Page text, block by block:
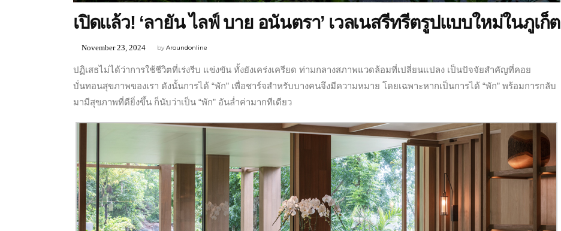
เปิดแล้ว! ‘ลายัน ไลฟ์ บาย อนันตรา’ เวลเนสรีทรีตรูปแบบใหม่ในภูเก็ต
byAroundonline
November 23, 2024
ปฏิเสธไม่ได้ว่าการใช้ชีวิตที่เร่งรีบ แข่งขัน ทั้งยังเคร่งเครียด ท่ามกลางสภาพแวดล้อมที่เปลี่ยนแปลง เป็นปัจจัยสำคัญที่คอย
บั่นทอนสุขภาพของเรา ดังนั้นการได้ “พัก” เพื่อชาร์จสำหรับบางคนจึงมีความหมาย โดยเฉพาะหากเป็นการได้ “พัก” พร้อมการกลับ
มามีสุขภาพที่ดียิ่งขึ้น ก็นับว่าเป็น “พัก” อันล่ำค่ามากทีเดียว